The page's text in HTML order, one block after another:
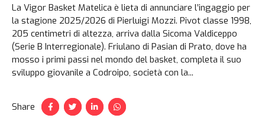
La Vigor Basket Matelica è lieta di annunciare l’ingaggio per
la stagione 2025/2026 di Pierluigi Mozzi. Pivot classe 1998,
205 centimetri di altezza, arriva dalla Sicoma Valdiceppo
(Serie B Interregionale). Friulano di Pasian di Prato, dove ha
mosso i primi passi nel mondo del basket, completa il suo
sviluppo giovanile a Codroipo, società con la...
Share